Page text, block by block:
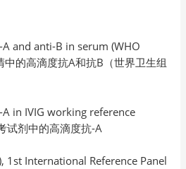
and anti-B in serum (WHO
中的高滴度抗A和抗B（世界卫生组
in IVIG working reference
剂中的高滴度抗-A
International Reference Panel